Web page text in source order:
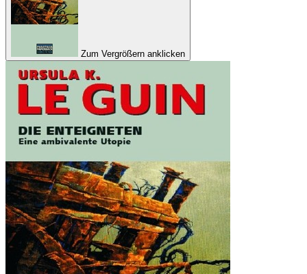
Zum Vergrößern anklicken